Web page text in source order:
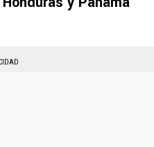
y Panamá